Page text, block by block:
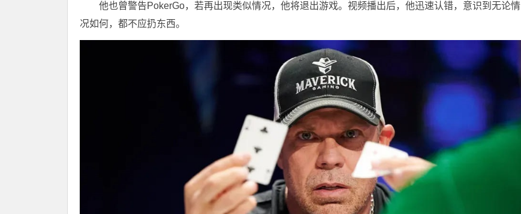
他也曾警告PokerGo，若再出现类似情况，他将退出游戏。视频播出后，他迅速认错，意识到无论情
况如何，都不应扔东西。